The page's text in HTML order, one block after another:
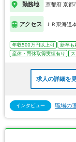
勤務地 京都府 京都
アクセス ＪＲ東海道
年収500万円以上可 新卒も
産休・育休取得実績有り
求人の詳細を
インタビュー 職場の